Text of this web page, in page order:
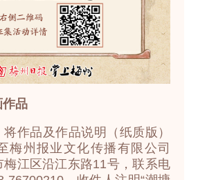
作品
作品及作品说明（纸质版）
梅州报业文化传播有限公司
梅江区沿江东路11号，联系电